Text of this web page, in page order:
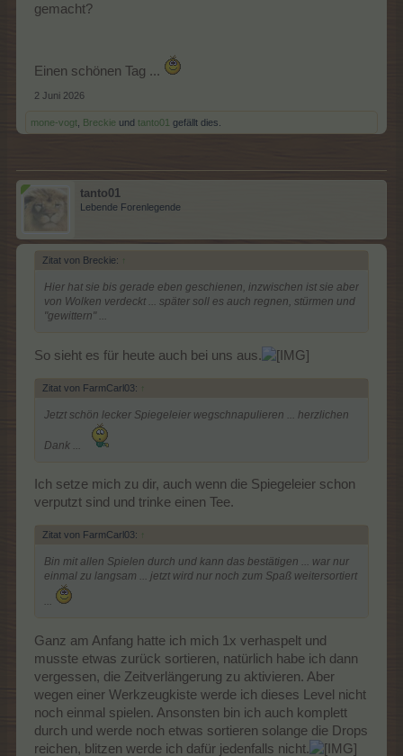
gemacht?
Einen schönen Tag ...
2 Juni 2026
mone-vogt, Breckie und tanto01 gefällt dies.
tanto01
Lebende Forenlegende
Zitat von Breckie: ↑
Hier hat sie bis gerade eben geschienen, inzwischen ist sie aber
von Wolken verdeckt ... später soll es auch regnen, stürmen und
"gewittern" ...
So sieht es für heute auch bei uns aus.
Zitat von FarmCarl03: ↑
Jetzt schön lecker Spiegeleier wegschnapulieren ... herzlichen
Dank ...
Ich setze mich zu dir, auch wenn die Spiegeleier schon
verputzt sind und trinke einen Tee.
Zitat von FarmCarl03: ↑
Bin mit allen Spielen durch und kann das bestätigen ... war nur
einmal zu langsam ... jetzt wird nur noch zum Spaß weitersortiert
...
Ganz am Anfang hatte ich mich 1x verhaspelt und
musste etwas zurück sortieren, natürlich habe ich dann
vergessen, die Zeitverlängerung zu aktivieren. Aber
wegen einer Werkzeugkiste werde ich dieses Level nicht
noch einmal spielen. Ansonsten bin ich auch komplett
durch und werde noch etwas sortieren solange die Drops
reichen, blitzen werde ich dafür jedenfalls nicht.